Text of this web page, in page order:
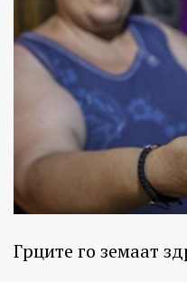
Грците го земаат